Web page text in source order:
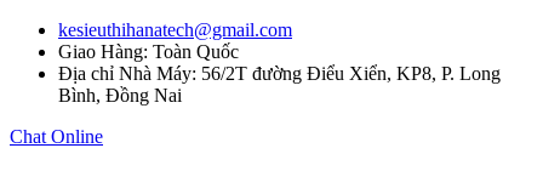
kesieuthihanatech@gmail.com
Giao Hàng: Toàn Quốc
Địa chỉ Nhà Máy: 56/2T đường Điểu Xiển, KP8, P. Long
Bình, Đồng Nai
Chat Online